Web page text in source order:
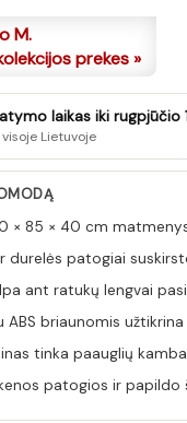
M.
prekes »
laikas iki rugpjūčio
Lietuvoje
× 85 × 40 cm
durelės patogiai
ant ratukų lengvai
ABS briaunomis
tinka paauglių
patogios ir papildo